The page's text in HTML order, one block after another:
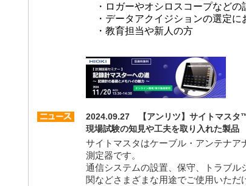
・ロガーやオシロスコープなどの
・データアクイジションの選定に
・教育担当や新人の方
2024.09.27 【アンリツ】サイトマス
現場試験の知見や工夫を取り入れた製品
サイトマスタはケーブル・アンテナア
測定器です。
通信システムの設置、保守、トラブ
関などさまざまな用途でご使用いただ